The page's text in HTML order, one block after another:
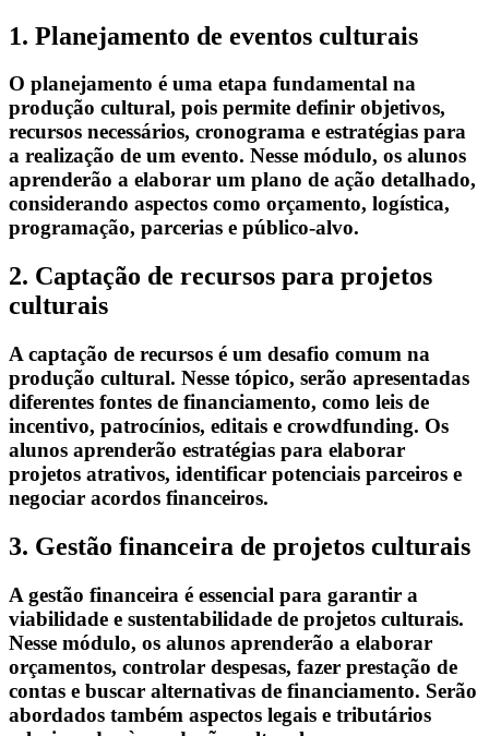
1. Planejamento de eventos culturais
O planejamento é uma etapa fundamental na
produção cultural, pois permite definir objetivos,
recursos necessários, cronograma e estratégias para
a realização de um evento. Nesse módulo, os alunos
aprenderão a elaborar um plano de ação detalhado,
considerando aspectos como orçamento, logística,
programação, parcerias e público-alvo.
2. Captação de recursos para projetos
culturais
A captação de recursos é um desafio comum na
produção cultural. Nesse tópico, serão apresentadas
diferentes fontes de financiamento, como leis de
incentivo, patrocínios, editais e crowdfunding. Os
alunos aprenderão estratégias para elaborar
projetos atrativos, identificar potenciais parceiros e
negociar acordos financeiros.
3. Gestão financeira de projetos culturais
A gestão financeira é essencial para garantir a
viabilidade e sustentabilidade de projetos culturais.
Nesse módulo, os alunos aprenderão a elaborar
orçamentos, controlar despesas, fazer prestação de
contas e buscar alternativas de financiamento. Serão
abordados também aspectos legais e tributários